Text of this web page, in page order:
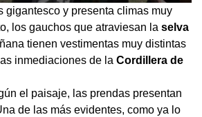
gigantesco y presenta climas muy
los gauchos que atraviesan la selva
tienen vestimentas muy distintas
inmediaciones de la Cordillera de
el paisaje, las prendas presentan
de las más evidentes, como ya lo